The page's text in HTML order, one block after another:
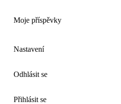
Moje příspěvky
Nastavení
Odhlásit se
Přihlásit se